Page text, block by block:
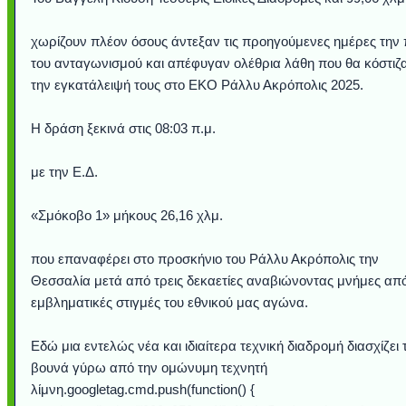
χωρίζουν πλέον όσους άντεξαν τις προηγούμενες ημέρες την
του ανταγωνισμού και απέφυγαν ολέθρια λάθη που θα
την εγκατάλειψή τους στο ΕΚΟ Ράλλυ Ακρόπολις 2025.
Η δράση ξεκινά στις 08:03 π.μ.
με την Ε.Δ.
«Σμόκοβο 1» μήκους 26,16 χλμ.
που επαναφέρει στο προσκήνιο του Ράλλυ Ακρόπολις την
Θεσσαλία μετά από τρεις δεκαετίες αναβιώνοντας μνήμες
εμβληματικές στιγμές του εθνικού μας αγώνα.
Εδώ μια εντελώς νέα και ιδιαίτερα τεχνική διαδρομή διασχίζει
βουνά γύρω από την ομώνυμη τεχνητή
λίμνη.googletag.cmd.push(function() {
τα μαλλιά
Σταθμός: Ο
το παράθυρό
χορδές
καταιγίδα
από
στην
Αθήνας από το
που κάνει το
φωτίσει τη Γη
κι απ' το
λεοπάρδαλη
μωρό
Νορβηγία που